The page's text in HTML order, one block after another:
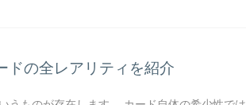
ドの全レアリティを紹介